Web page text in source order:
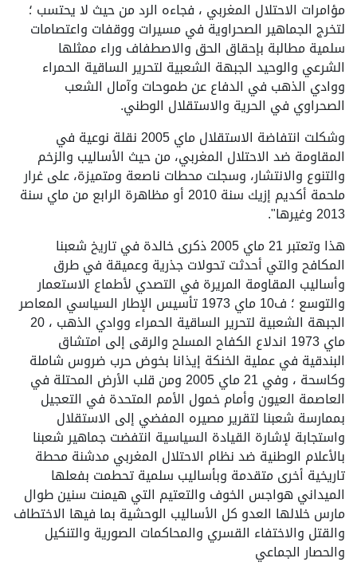
مؤامرات الاحتلال المغربي ، فجاءه الرد من حيث لا يحتسب ؛
لتخرج الجماهير الصحراوية في مسيرات ووقفات واعتصامات
سلمية مطالبة بإحقاق الحق والاصطفاف وراء ممثلها
الشرعي والوحيد الجبهة الشعبية لتحرير الساقية الحمراء
ووادي الذهب في الدفاع عن طموحات وآمال الشعب
الصحراوي في الحرية والاستقلال الوطني.
وشكلت انتفاضة الاستقلال ماي 2005 نقلة نوعية في
المقاومة ضد الاحتلال المغربي، من حيث الأساليب والزخم
والتنوع والانتشار، وسجلت محطات ناصعة ومتميزة، على غرار
ملحمة أكديم إزيك سنة 2010 أو مظاهرة الرابع من ماي سنة
2013 وغيرها".
هذا وتعتبر 21 ماي 2005 ذكرى خالدة في تاريخ شعبنا
المكافح والتي أحدثت تحولات جذرية وعميقة في طرق
وأساليب المقاومة المريرة في التصدي لأطماع الاستعمار
والتوسع ؛ ف10 ماي 1973 تأسيس الإطار السياسي المعاصر
الجبهة الشعبية لتحرير الساقية الحمراء ووادي الذهب ، 20
ماي 1973 اندلاع الكفاح المسلح والرقى إلى امتشاق
البندقية في عملية الخنكة إيذانا بخوض حرب ضروس شاملة
وكاسحة ، وفي 21 ماي 2005 ومن قلب الأرض المحتلة في
العاصمة العيون وأمام خمول الأمم المتحدة في التعجيل
بممارسة شعبنا لتقرير مصيره المفضي إلى الاستقلال
واستجابة لإشارة القيادة السياسية انتفضت جماهير شعبنا
بالأعلام الوطنية ضد نظام الاحتلال المغربي مدشنة محطة
تاريخية أخرى متقدمة وبأساليب سلمية تحطمت بفعلها
الميداني هواجس الخوف والتعتيم التي هيمنت سنين طوال
مارس خلالها العدو كل الأساليب الوحشية بما فيها الاختطاف
والقتل والاختفاء القسري والمحاكمات الصورية والتنكيل
والحصار الجماعي